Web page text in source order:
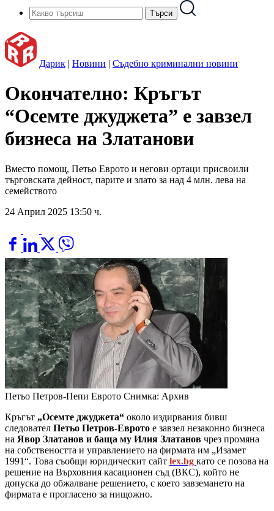
Дарик | Новини | Съдебно криминални новини
Окончателно: Кръгът
“Осемте джуджета” е завзел
бизнеса на Златанови
Вместо помощ, Петьо Еврото и негови ортаци присвоили
търговската дейност, парите и злато за над 4 млн. лева на
семейството
24 Април 2025 13:50 ч.
Петьо Петров-Пепи Еврото Снимка: Архив
Кръгът „Осемте джуджета“ около издирвания бивш
следовател Петьо Петров-Еврото е завзел незаконно бизнеса
на Явор Златанов и баща му Илия Златанов чрез промяна
на собствеността и управлението на фирмата им „Изамет
1991“. Това съобщи юридическит сайт lex.bg като се позова на
решение на Върховния касационен съд (ВКС), който не
допуска до обжалване решението, с което завземането на
фирмата е прогласено за нищожно.